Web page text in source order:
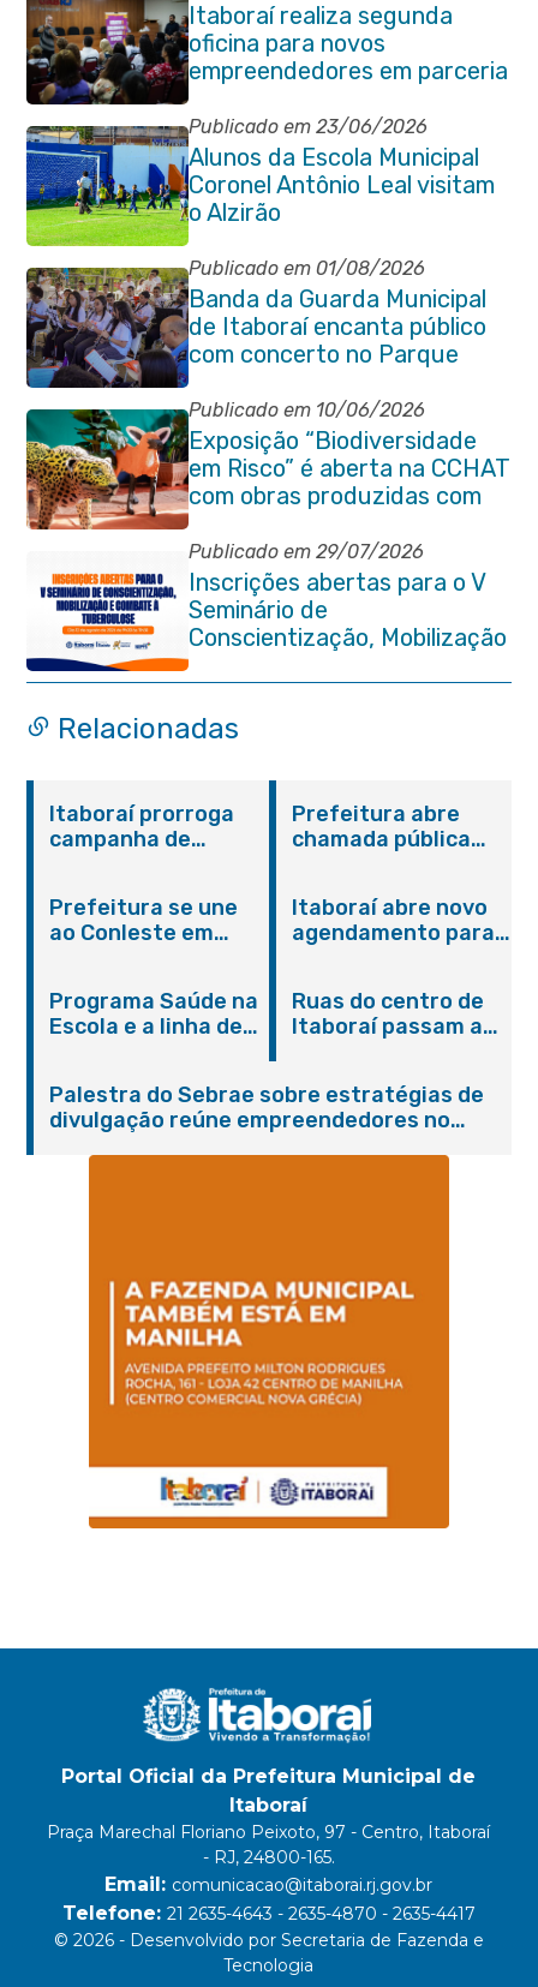
Itaboraí realiza segunda
oficina para novos
empreendedores em parceria
com Sebrae
Publicado em 23/06/2026
Alunos da Escola Municipal
Coronel Antônio Leal visitam
o Alzirão
Publicado em 01/08/2026
Banda da Guarda Municipal
de Itaboraí encanta público
com concerto no Parque
Paleontológico
Publicado em 10/06/2026
Exposição “Biodiversidade
em Risco” é aberta na CCHAT
com obras produzidas com
ajuda de alunos da rede
municipal
Publicado em 29/07/2026
Inscrições abertas para o V
Seminário de
Conscientização, Mobilização
e Combate à Tuberculose em
Itaboraí
Relacionadas
Itaboraí prorroga
campanha de
população a partir
de seis meses de
Prefeitura abre
chamada pública
Agricultura Familiar
Prefeitura se une
ao Conleste em
Itaboraí abre novo
agendamento para
Programa Saúde na
Escola e a linha de
promovem
conscientização
sobre hanseníase
Ruas do centro de
Itaboraí passam a
Palestra do Sebrae sobre estratégias de
divulgação reúne empreendedores no
Portal Oficial da Prefeitura Municipal de
Itaboraí
Praça Marechal Floriano Peixoto, 97 - Centro, Itaboraí
- RJ, 24800-165.
Email: comunicacao@itaborai.rj.gov.br
Telefone: 21 2635-4643 - 2635-4870 - 2635-4417
© 2026 - Desenvolvido por Secretaria de Fazenda e
Tecnologia